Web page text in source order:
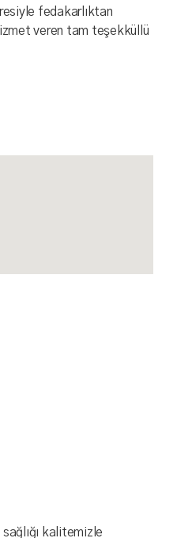
fedakarlıktan
veren tam teşekküllü
kalitemizle